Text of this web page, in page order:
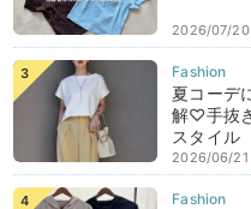
2026/07/20
夏コーデ
解♡手抜
スタイル
2026/06/21